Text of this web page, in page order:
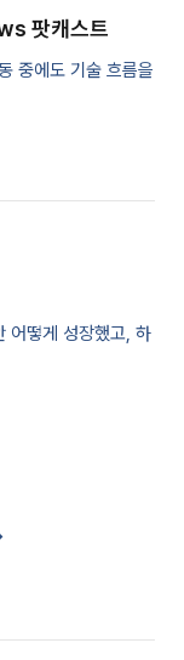
팟캐스트
중에도 기술 흐름을
떻게 성장했고, 하